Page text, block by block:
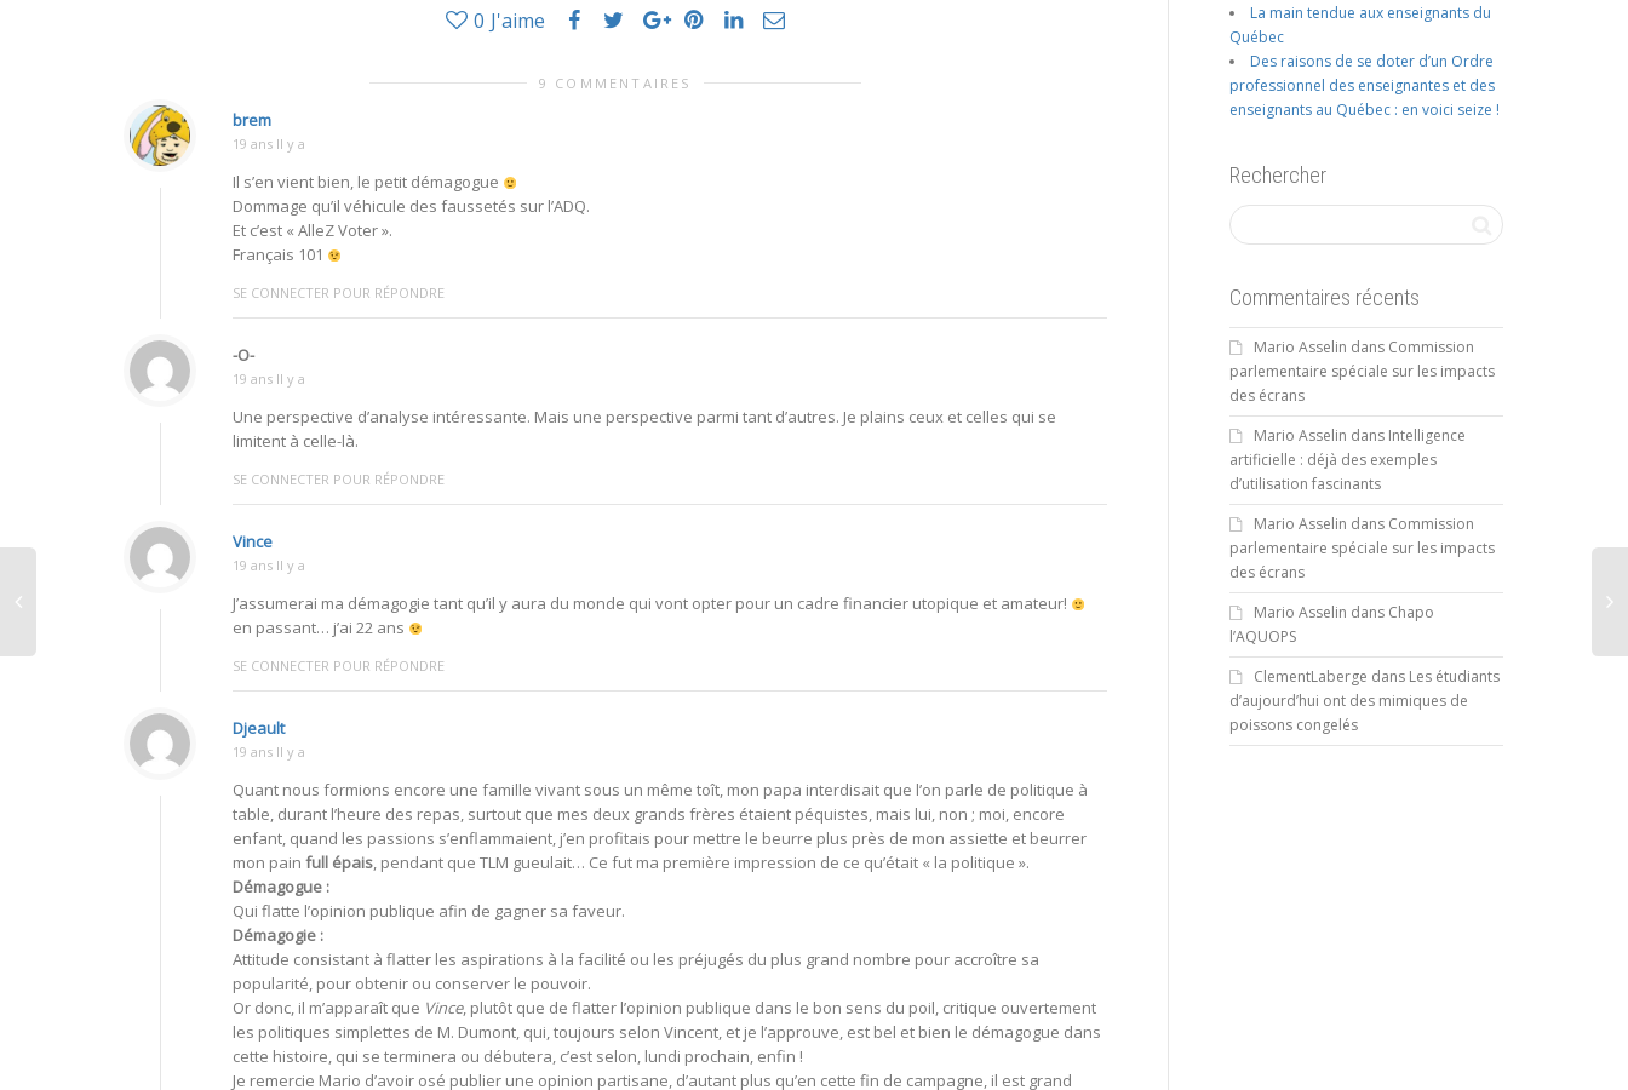
0 J'aime
9 COMMENTAIRES
brem
19 ans Il y a
Il s’en vient bien, le petit démagogue
Dommage qu’il véhicule des faussetés sur l’ADQ.
Et c’est « AlleZ Voter ».
Français 101
SE CONNECTER POUR RÉPONDRE
-O-
19 ans Il y a
Une perspective d’analyse intéressante. Mais une perspective parmi tant d’autres. Je plains ceux et celles qui se
limitent à celle-là.
SE CONNECTER POUR RÉPONDRE
Vince
19 ans Il y a
J’assumerai ma démagogie tant qu’il y aura du monde qui vont opter pour un cadre financier utopique et amateur!
en passant… j’ai 22 ans
SE CONNECTER POUR RÉPONDRE
Djeault
19 ans Il y a
Quant nous formions encore une famille vivant sous un même toît, mon papa interdisait que l’on parle de politique à
table, durant l’heure des repas, surtout que mes deux grands frères étaient péquistes, mais lui, non ; moi, encore
enfant, quand les passions s’enflammaient, j’en profitais pour mettre le beurre plus près de mon assiette et beurrer
mon pain full épais, pendant que TLM gueulait… Ce fut ma première impression de ce qu’était « la politique ».
Démagogue :
Qui flatte l’opinion publique afin de gagner sa faveur.
Démagogie :
Attitude consistant à flatter les aspirations à la facilité ou les préjugés du plus grand nombre pour accroître sa
popularité, pour obtenir ou conserver le pouvoir.
Or donc, il m’apparaît que Vince, plutôt que de flatter l’opinion publique dans le bon sens du poil, critique ouvertement
les politiques simplettes de M. Dumont, qui, toujours selon Vincent, et je l’approuve, est bel et bien le démagogue dans
cette histoire, qui se terminera ou débutera, c’est selon, lundi prochain, enfin !
Je remercie Mario d’avoir osé publier une opinion partisane, d’autant plus qu’en cette fin de campagne, il est grand
La main tendue aux enseignants du
Québec
Des raisons de se doter d’un Ordre
professionnel des enseignantes et des
enseignants au Québec : en voici seize !
Rechercher
Commentaires récents
Mario Asselin dans Commission
parlementaire spéciale sur les impacts
des écrans
Mario Asselin dans Intelligence
artificielle : déjà des exemples
d’utilisation fascinants
Mario Asselin dans Commission
parlementaire spéciale sur les impacts
des écrans
Mario Asselin dans Chapo
l’AQUOPS
ClementLaberge dans Les étudiants
d’aujourd’hui ont des mimiques de
poissons congelés